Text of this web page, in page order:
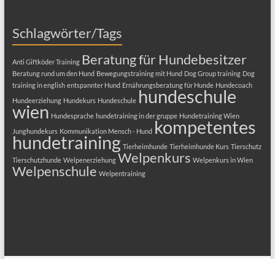
Schlagwörter/Tags
Anti Giftköder Training Beratung für Hundebesitzer
Beratung rund um den Hund Bewegungstraining mit Hund Dog Group training Dog
training in english entspannter Hund Ernährungsberatung für Hunde Hundecoach
Hundeerziehung Hundekurs Hundeschule hundeschule
wien Hundesprache hundetraining in der gruppe Hundetraining Wien
Junghundekurs Kommunikation Mensch - Hund kompetentes
hundetraining Tierheimhunde Tierheimhunde Kurs Tierschutz
Tierschutzhunde Welpenerziehung Welpenkurs Welpenkurs in Wien
Welpenschule Welpentraining